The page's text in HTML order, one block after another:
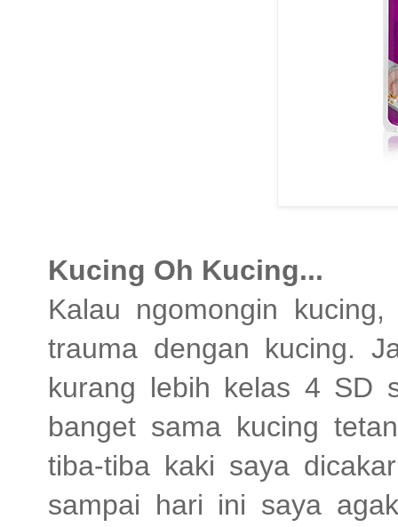
Kucing Oh Kucing...
Kalau ngomongin
trauma dengan kucing.
kurang lebih kelas 4 SD
banget sama kucing
tiba-tiba kaki saya
sampai hari ini saya